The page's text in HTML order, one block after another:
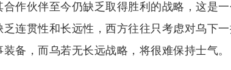
作伙伴至今仍缺乏取得胜利的战略，这是一
连贯性和长远性，西方往往只考虑对乌下
备，而乌若无长远战略，将很难保持士气。